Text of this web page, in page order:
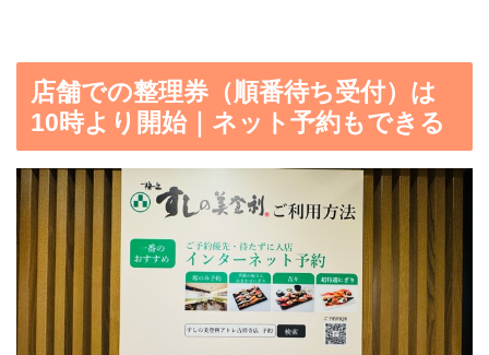
店舗での整理券（順番待ち受付）は
10時より開始｜ネット予約もできる